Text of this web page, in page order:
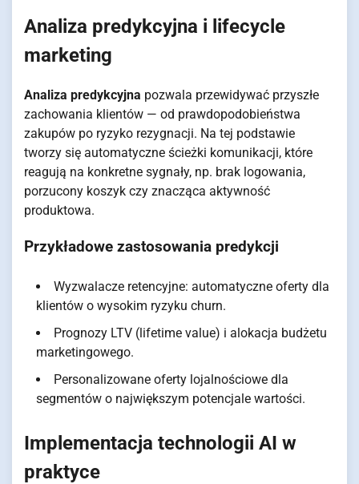
Analiza predykcyjna i lifecycle
marketing
Analiza predykcyjna pozwala przewidywać przyszłe
zachowania klientów — od prawdopodobieństwa
zakupów po ryzyko rezygnacji. Na tej podstawie
tworzy się automatyczne ścieżki komunikacji, które
reagują na konkretne sygnały, np. brak logowania,
porzucony koszyk czy znacząca aktywność
produktowa.
Przykładowe zastosowania predykcji
Wyzwalacze retencyjne: automatyczne oferty dla
klientów o wysokim ryzyku churn.
Prognozy LTV (lifetime value) i alokacja budżetu
marketingowego.
Personalizowane oferty lojalnościowe dla
segmentów o największym potencjale wartości.
Implementacja technologii AI w
praktyce